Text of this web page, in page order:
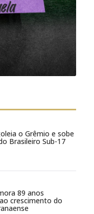
o Grêmio e sobe
Brasileiro Sub-17
89 anos
crescimento do